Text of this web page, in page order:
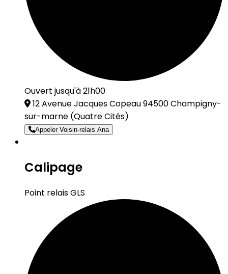
Ouvert jusqu'à 21h00
12 Avenue Jacques Copeau 94500 Champigny-
sur-marne (Quatre Cités)
Appeler Voisin-relais Ana
Calipage
Point relais GLS